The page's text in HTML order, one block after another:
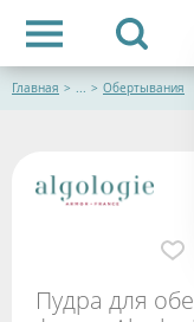
Главная > ... > Обертывания
Пудра для